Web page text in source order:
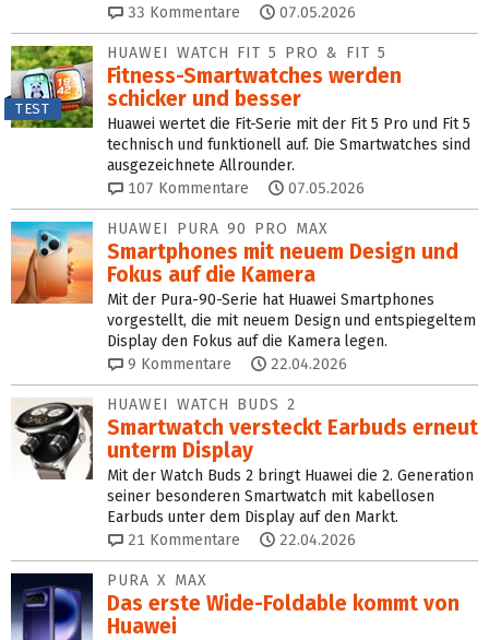
33 Kommentare 07.05.2026
TEST
HUAWEI WATCH FIT 5 PRO & FIT 5
Fitness-Smartwatches werden
schicker und besser
Huawei wertet die Fit-Serie mit der Fit 5 Pro und Fit 5
technisch und funktionell auf. Die Smartwatches sind
ausgezeichnete Allrounder.
107 Kommentare 07.05.2026
HUAWEI PURA 90 PRO MAX
Smartphones mit neuem Design und
Fokus auf die Kamera
Mit der Pura-90-Serie hat Huawei Smartphones
vorgestellt, die mit neuem Design und entspiegeltem
Display den Fokus auf die Kamera legen.
9 Kommentare 22.04.2026
HUAWEI WATCH BUDS 2
Smartwatch versteckt Earbuds erneut
unterm Display
Mit der Watch Buds 2 bringt Huawei die 2. Generation
seiner besonderen Smartwatch mit kabellosen
Earbuds unter dem Display auf den Markt.
21 Kommentare 22.04.2026
PURA X MAX
Das erste Wide-Foldable kommt von
Huawei